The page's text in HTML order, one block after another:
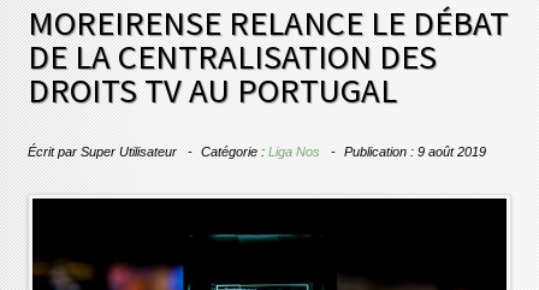
MOREIRENSE RELANCE LE DÉBAT
DE LA CENTRALISATION DES
DROITS TV AU PORTUGAL
Écrit parSuper Utilisateur Catégorie :Liga Nos Publication : 9 août 2019